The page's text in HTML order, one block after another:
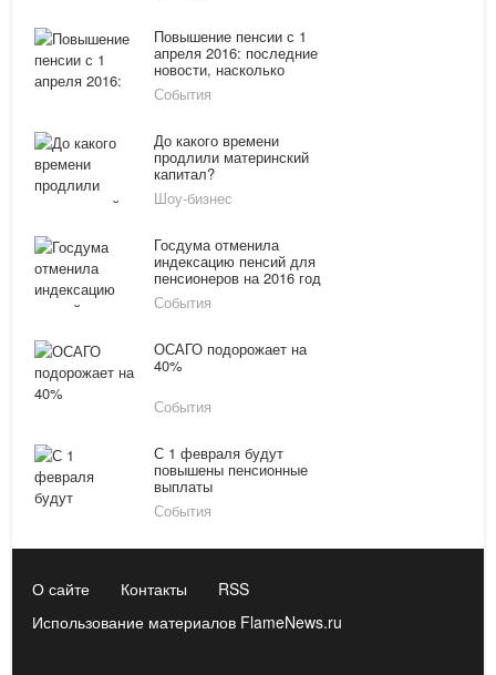
Повышение пенсии с 1
апреля 2016: последние
новости, насколько
проиндексируют
социальные выплаты
События
До какого времени
продлили материнский
капитал?
Шоу-бизнес
Госдума отменила
индексацию пенсий для
пенсионеров на 2016 год
События
ОСАГО подорожает на
40%
События
С 1 февраля будут
повышены пенсионные
выплаты
События
О сайте Контакты
RSS
Использование материалов FlameNews.ru